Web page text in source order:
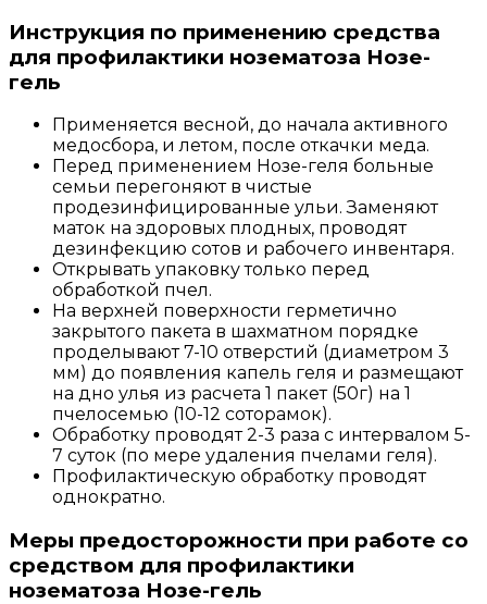
Инструкция по применению средства
для профилактики нозематоза Нозе-
гель
Применяется весной, до начала активного
медосбора, и летом, после откачки меда.
Перед применением Нозе-геля больные
семьи перегоняют в чистые
продезинфицированные ульи. Заменяют
маток на здоровых плодных, проводят
дезинфекцию сотов и рабочего инвентаря.
Открывать упаковку только перед
обработкой пчел.
На верхней поверхности герметично
закрытого пакета в шахматном порядке
проделывают 7-10 отверстий (диаметром 3
мм) до появления капель геля и размещают
на дно улья из расчета 1 пакет (50г) на 1
пчелосемью (10-12 соторамок).
Обработку проводят 2-3 раза с интервалом 5-
7 суток (по мере удаления пчелами геля).
Профилактическую обработку проводят
однократно.
Меры предосторожности при работе со
средством для профилактики
нозематоза Нозе-гель